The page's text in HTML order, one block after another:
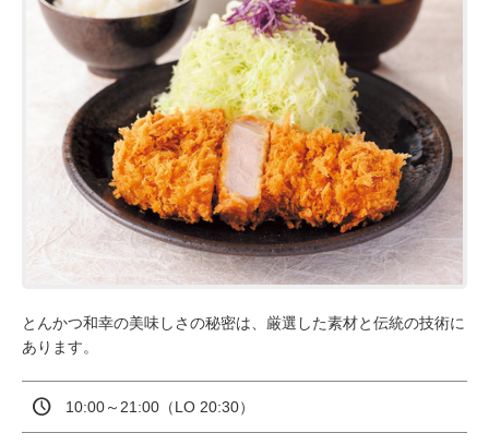
とんかつ和幸の美味しさの秘密は、厳選した素材と伝統の技術に
あります。
10:00～21:00（LO 20:30）